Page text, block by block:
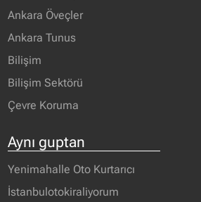
Ankara Öveçler
Ankara Tunus
Bilişim
Bilişim Sektörü
Çevre Koruma
Aynı guptan
Yenimahalle Oto Kurtarıcı
İstanbulotokiraliyorum